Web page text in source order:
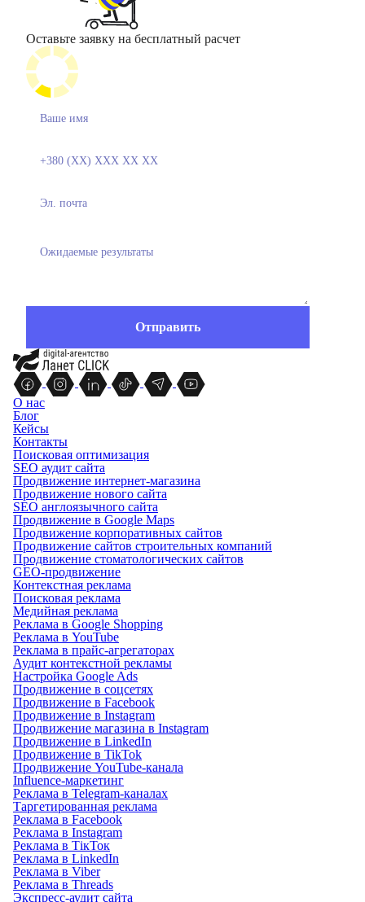
Оставьте заявку на бесплатный расчет
О нас
Блог
Кейсы
Контакты
Поисковая оптимизация
SEO аудит сайта
Продвижение интернет-магазина
Продвижение нового сайта
SEO англоязычного сайта
Продвижение в Google Maps
Продвижение корпоративных сайтов
Продвижение сайтов строительных компаний
Продвижение стоматологических сайтов
GEO-продвижение
Контекстная реклама
Поисковая реклама
Медийная реклама
Реклама в Google Shopping
Реклама в YouTube
Реклама в прайс-агрегаторах
Аудит контекстной рекламы
Настройка Google Ads
Продвижение в соцсетях
Продвижение в Facebook
Продвижение в Instagram
Продвижение магазина в Instagram
Продвижение в LinkedIn
Продвижение в TikTok
Продвижение YouTube-канала
Influence-маркетинг
Реклама в Telegram-каналах
Таргетированная реклама
Реклама в Facebook
Реклама в Instagram
Реклама в ТікТок
Реклама в LinkedIn
Реклама в Viber
Реклама в Threads
Экспресс-аудит сайта